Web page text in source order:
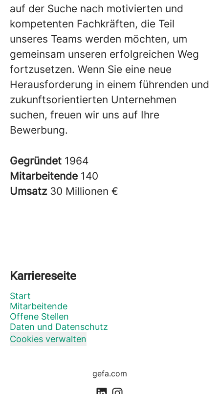
auf der Suche nach motivierten und
kompetenten Fachkräften, die Teil
unseres Teams werden möchten, um
gemeinsam unseren erfolgreichen Weg
fortzusetzen. Wenn Sie eine neue
Herausforderung in einem führenden und
zukunftsorientierten Unternehmen
suchen, freuen wir uns auf Ihre
Bewerbung.
Gegründet 1964
Mitarbeitende 140
Umsatz 30 Millionen €
Karriereseite
Start
Mitarbeitende
Offene Stellen
Daten und Datenschutz
Cookies verwalten
gefa.com